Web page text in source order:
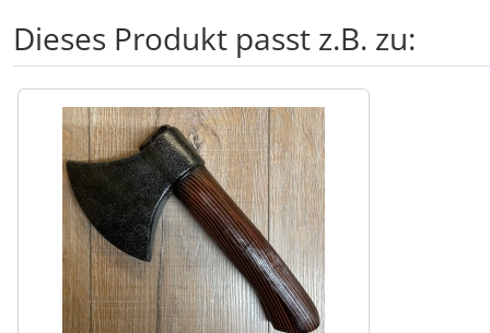
Dieses Produkt passt z.B. zu:
Es folgt ein Produktslider - navigieren Sie mit der Tab-
Trinkhörner, Halter & Ständer (15)
Trommeln, Klagschalen & Musikinstrumente
Truhen & Kisten (30)
Umhängetaschen (56)